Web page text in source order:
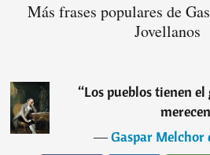
Más frases populares de
Jovellanos
“Los pueblos tienen
―Gaspar Melchor